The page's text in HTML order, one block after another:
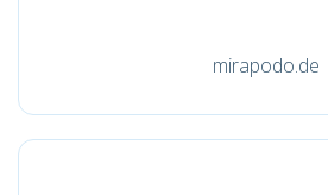
mirapodo.de